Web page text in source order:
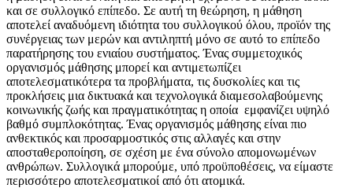
και σε συλλογικό επίπεδο. Σε αυτή τη θεώρηση, η μάθηση
αποτελεί αναδυόμενη ιδιότητα του συλλογικού όλου, προϊόν της
συνέργειας των μερών και αντιληπτή μόνο σε αυτό το επίπεδο
παρατήρησης του ενιαίου συστήματος. Ένας συμμετοχικός
οργανισμός μάθησης μπορεί και αντιμετωπίζει
αποτελεσματικότερα τα προβλήματα, τις δυσκολίες και τις
προκλήσεις μια δικτυακά και τεχνολογικά διαμεσολαβούμενης
κοινωνικής ζωής και πραγματικότητας η οποία εμφανίζει υψηλό
βαθμό συμπλοκότητας. Ένας οργανισμός μάθησης είναι πιο
ανθεκτικός και προσαρμοστικός στις αλλαγές και στην
αποσταθεροποίηση, σε σχέση με ένα σύνολο απομονωμένων
ανθρώπων. Συλλογικά μπορούμε, υπό προϋποθέσεις, να είμαστε
περισσότερο αποτελεσματικοί από ότι ατομικά.